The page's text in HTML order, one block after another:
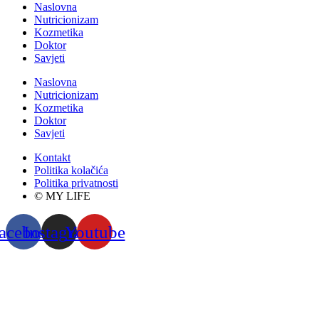
Naslovna
Nutricionizam
Kozmetika
Doktor
Savjeti
Naslovna
Nutricionizam
Kozmetika
Doktor
Savjeti
Kontakt
Politika kolačića
Politika privatnosti
© MY LIFE
InstagramYoutube